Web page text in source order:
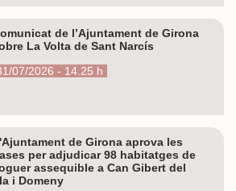
de l’Ajuntament de Girona
La Volta de Sant Narcís
07/2026 - 14.25 h
de Girona aprova les
per adjudicar 98 habitatges de
assequible a Can Gibert del
i Domeny